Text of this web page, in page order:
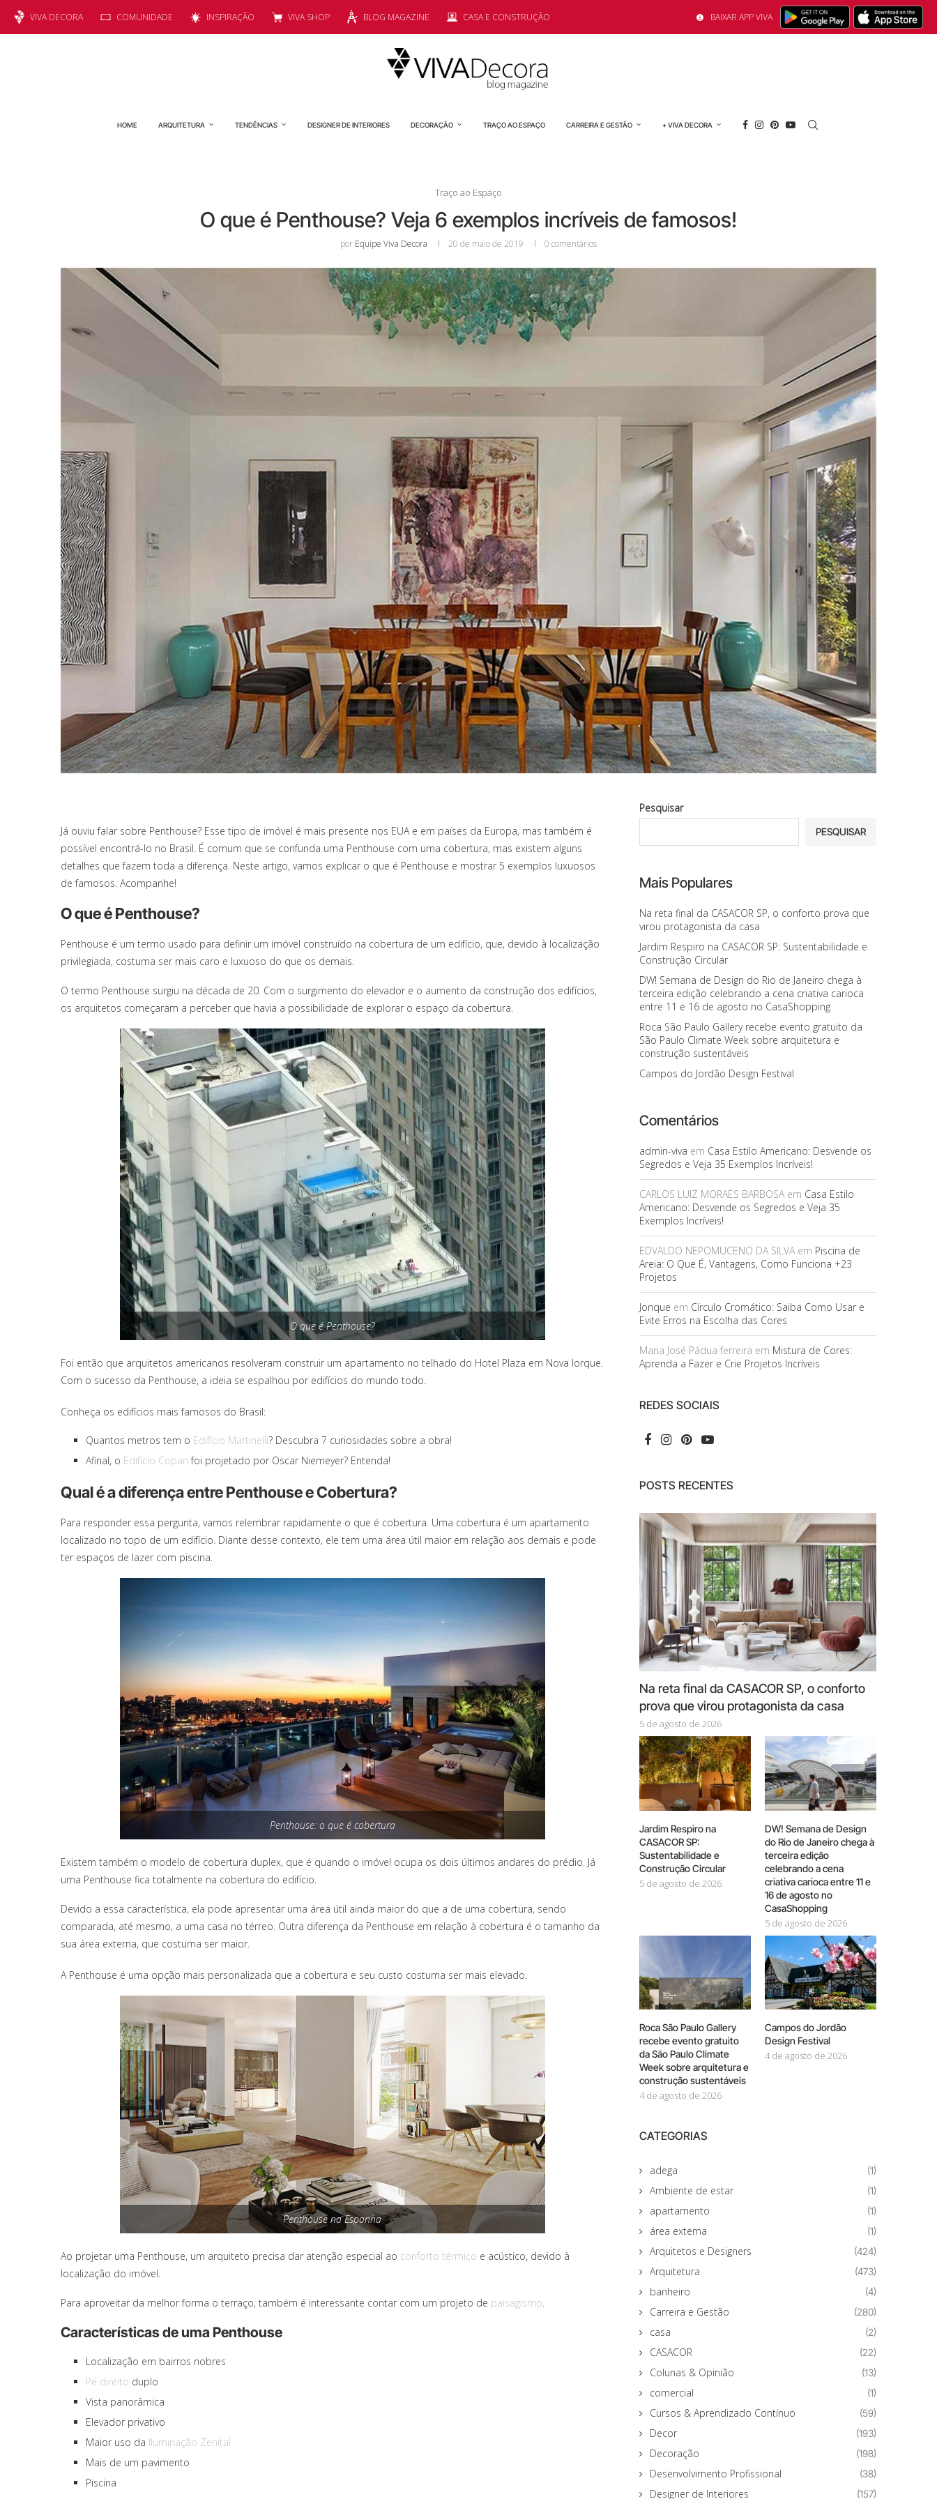
VIVA DECORA COMUNIDADE INSPIRAÇÃO VIVA SHOP BLOG MAGAZINE CASA E CONSTRUÇÃO BAIXAR APP VIVA
HOME ARQUITETURA TENDÊNCIAS DESIGNER DE INTERIORES DECORAÇÃO TRAÇO AO ESPAÇO CARREIRA E GESTÃO + VIVA DECORA
Traço ao Espaço
O que é Penthouse? Veja 6 exemplos incríveis de famosos!
por Equipe Viva Decora 20 de maio de 2019 0 comentários
Já ouviu falar sobre Penthouse? Esse tipo de imóvel é mais presente nos EUA e em países da Europa, mas também é
possível encontrá-lo no Brasil. É comum que se confunda uma Penthouse com uma cobertura, mas existem alguns
detalhes que fazem toda a diferença. Neste artigo, vamos explicar o que é Penthouse e mostrar 5 exemplos luxuosos
de famosos. Acompanhe!
O que é Penthouse?
Penthouse é um termo usado para definir um imóvel construído na cobertura de um edifício, que, devido à localização
privilegiada, costuma ser mais caro e luxuoso do que os demais.
O termo Penthouse surgiu na década de 20. Com o surgimento do elevador e o aumento da construção dos edifícios,
os arquitetos começaram a perceber que havia a possibilidade de explorar o espaço da cobertura.
O que é Penthouse?
Foi então que arquitetos americanos resolveram construir um apartamento no telhado do Hotel Plaza em Nova Iorque.
Com o sucesso da Penthouse, a ideia se espalhou por edifícios do mundo todo.
Conheça os edifícios mais famosos do Brasil:
Quantos metros tem o Edifício Martinelli? Descubra 7 curiosidades sobre a obra!
Afinal, o Edifício Copan foi projetado por Oscar Niemeyer? Entenda!
Qual é a diferença entre Penthouse e Cobertura?
Para responder essa pergunta, vamos relembrar rapidamente o que é cobertura. Uma cobertura é um apartamento
localizado no topo de um edifício. Diante desse contexto, ele tem uma área útil maior em relação aos demais e pode
ter espaços de lazer com piscina.
Penthouse: o que é cobertura
Existem também o modelo de cobertura duplex, que é quando o imóvel ocupa os dois últimos andares do prédio. Já
uma Penthouse fica totalmente na cobertura do edifício.
Devido a essa característica, ela pode apresentar uma área útil ainda maior do que a de uma cobertura, sendo
comparada, até mesmo, a uma casa no térreo. Outra diferença da Penthouse em relação à cobertura é o tamanho da
sua área externa, que costuma ser maior.
A Penthouse é uma opção mais personalizada que a cobertura e seu custo costuma ser mais elevado.
Penthouse na Espanha
Ao projetar uma Penthouse, um arquiteto precisa dar atenção especial ao conforto térmico e acústico, devido à
localização do imóvel.
Para aproveitar da melhor forma o terraço, também é interessante contar com um projeto de paisagismo.
Características de uma Penthouse
Localização em bairros nobres
Pé direito duplo
Vista panorâmica
Elevador privativo
Maior uso da Iluminação Zenital
Mais de um pavimento
Piscina
Pesquisar
PESQUISAR
Mais Populares
Na reta final da CASACOR SP, o conforto prova que
virou protagonista da casa
Jardim Respiro na CASACOR SP: Sustentabilidade e
Construção Circular
DW! Semana de Design do Rio de Janeiro chega à
terceira edição celebrando a cena criativa carioca
entre 11 e 16 de agosto no CasaShopping
Roca São Paulo Gallery recebe evento gratuito da
São Paulo Climate Week sobre arquitetura e
construção sustentáveis
Campos do Jordão Design Festival
Comentários
admin-viva em Casa Estilo Americano: Desvende os
Segredos e Veja 35 Exemplos Incríveis!
CARLOS LUIZ MORAES BARBOSAem Casa Estilo
Americano: Desvende os Segredos e Veja 35
Exemplos Incríveis!
EDVALDO NEPOMUCENO DA SILVAem Piscina de
Areia: O Que É, Vantagens, Como Funciona +23
Projetos
Jonque em Círculo Cromático: Saiba Como Usar e
Evite Erros na Escolha das Cores
Maria José Pádua ferreira em Mistura de Cores:
Aprenda a Fazer e Crie Projetos Incríveis
REDES SOCIAIS
POSTS RECENTES
Na reta final da CASACOR SP, o conforto
prova que virou protagonista da casa
5 de agosto de 2026
Jardim Respiro na
CASACOR SP:
Sustentabilidade e
Construção Circular
5 de agosto de 2026
DW! Semana de Design
do Rio de Janeiro chega à
terceira edição
celebrando a cena
criativa carioca entre 11 e
16 de agosto no
CasaShopping
5 de agosto de 2026
Roca São Paulo Gallery
recebe evento gratuito
da São Paulo Climate
Week sobre arquitetura e
construção sustentáveis
4 de agosto de 2026
Campos do Jordão
Design Festival
4 de agosto de 2026
CATEGORIAS
adega (1)
Ambiente de estar (1)
apartamento (1)
área externa (1)
Arquitetos e Designers (424)
Arquitetura (473)
banheiro (4)
Carreira e Gestão (280)
casa (2)
CASACOR (22)
Colunas & Opinião (13)
comercial (1)
Cursos & Aprendizado Contínuo (59)
Decor (193)
Decoração (198)
Desenvolvimento Profissional (38)
Designer de Interiores (157)